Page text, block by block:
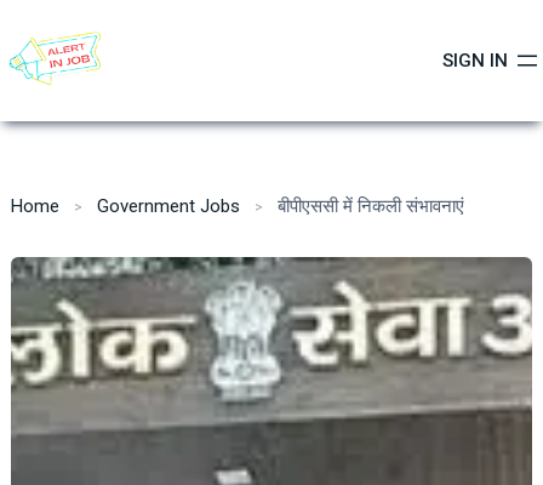
content
SIGN IN
Home Government Jobs बीपीएससी में निकली संभावनाएं